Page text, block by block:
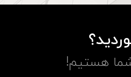
شما هستیم!